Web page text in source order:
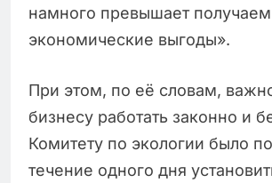
намного превышает
экономические выгоды».
При этом, по её словам,
бизнесу работать законно и
Комитету по экологии было
течение одного дня